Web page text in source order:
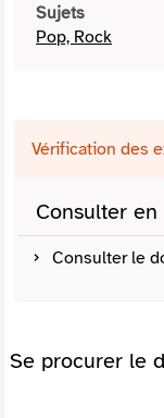
Sujets
Pop, Rock
Vérification des
Consulter
Consulter le
Se procurer le